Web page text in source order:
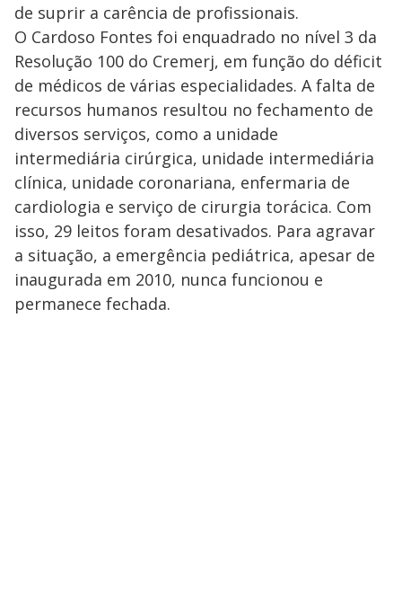
de suprir a carência de profissionais.
O Cardoso Fontes foi enquadrado no nível 3 da
Resolução 100 do Cremerj, em função do déficit
de médicos de várias especialidades. A falta de
recursos humanos resultou no fechamento de
diversos serviços, como a unidade
intermediária cirúrgica, unidade intermediária
clínica, unidade coronariana, enfermaria de
cardiologia e serviço de cirurgia torácica. Com
isso, 29 leitos foram desativados. Para agravar
a situação, a emergência pediátrica, apesar de
inaugurada em 2010, nunca funcionou e
permanece fechada.